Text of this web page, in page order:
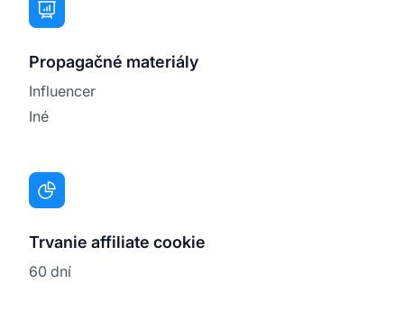
Propagačné materiály
Influencer
Iné
Trvanie affiliate cookie
60 dní